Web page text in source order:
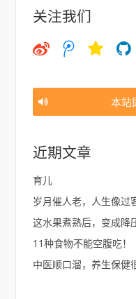
关注我们
微
微
空
猫
本站
近期文章
育儿
岁月催人老，人生像过
这水果煮熟后，变成降
11种食物不能空腹吃！
中医顺口溜，养生保健